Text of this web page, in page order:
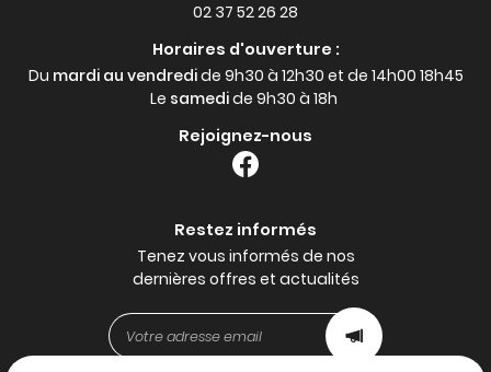
02 37 52 26 28
Horaires d'ouverture :
Du mardi au vendredide 9h30 à 12h30 et de 14h00 18h45
Le samedide 9h30 à 18h
Rejoignez-nous
Restez informés
Tenez vous informés de nos
dernières offres et actualités